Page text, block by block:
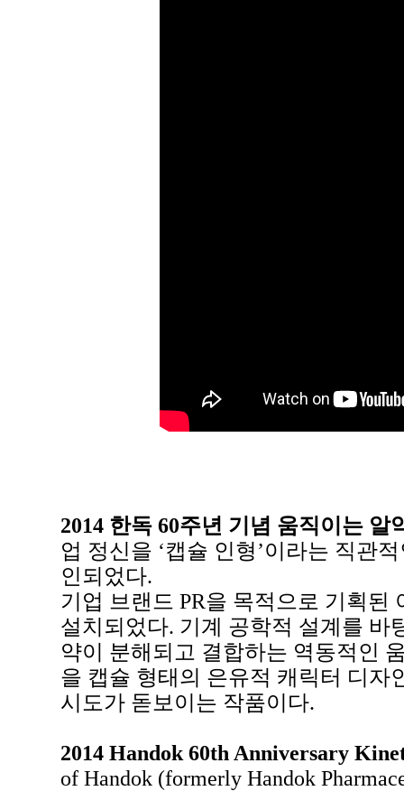
2014 한독 60주년 기념 움직이는 알
업 정신을 ‘캡슐 인형’이라는 직관
인되었다.
기업 브랜드 PR을 목적으로 기획된
설치되었다. 기계 공학적 설계를 바
약이 분해되고 결합하는 역동적인
을 캡슐 형태의 은유적 캐릭터 디자
시도가 돋보이는 작품이다.
2014 Handok 60th Anniversary
of Handok (formerly Handok